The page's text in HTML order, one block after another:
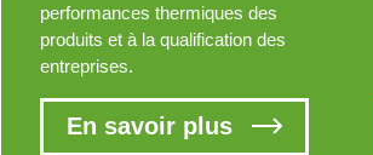
performances thermiques des
produits et à la qualification des
entreprises.
En savoir plus